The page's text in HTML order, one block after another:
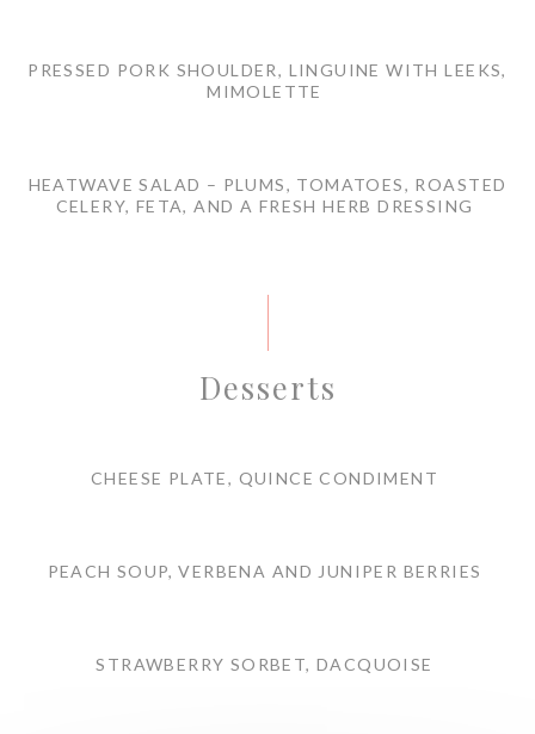
PRESSED PORK SHOULDER, LINGUINE WITH LEEKS,
MIMOLETTE
HEATWAVE SALAD – PLUMS, TOMATOES, ROASTED
CELERY, FETA, AND A FRESH HERB DRESSING
Desserts
CHEESE PLATE, QUINCE CONDIMENT
PEACH SOUP, VERBENA AND JUNIPER BERRIES
STRAWBERRY SORBET, DACQUOISE